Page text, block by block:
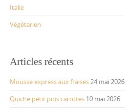
Italie
Végétarien
Articles récents
Mousse express aux fraises 24 mai 2026
Quiche petit pois carottes 10 mai 2026